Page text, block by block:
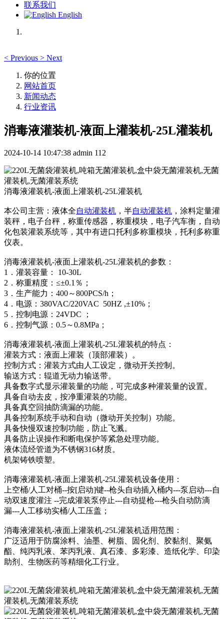
联系我们
English
< Previous > Next
你的位置
网站首页
新闻动态
行业资讯
消毒液灌装机-液面上灌装机-25L灌装机
2024-10-14 10:47:38 admin 112
消毒液灌装机-液面上灌装机-25L灌装机
本公司主营：液体全自动灌装机 ，半自动灌装机 ，涂料定量灌
装秤，电子台秤，称重传感器，称重模块，电子汽车衡，自动
化包装灌装系统等，其中有进口托利多称重模块，托利多称重
仪表。
消毒液灌装机-液面上灌装机-25L灌装机的参数：
1．灌装容量： 10-30L
2．称重精度：≤±0.1％；
3．生产能力：400～800PCS/h；
4．电源：380VAC/220VAC 50HZ ,±10%；
5．控制电源：24VDC ；
6．控制气源：0.5～0.8MPa；
消毒液灌装机-液面上灌装机-25L灌装机的特点：
灌装方式：液面上灌装（顶部灌装）。
控制方式：灌装方式由人工设定，微动开关控制。
输送方式：辊道无动力输送带。
具备数字式显示灌装量的功能，可完成多种灌装量的设置。
具备自动去皮，按净重灌装的功能。
具备真空回抽防滴漏的功能。
具备控制系统手动和自动（微动开关控制）功能。
具备快慢双速控制功能，防止飞溅。
具备防止误操作和断电保护等紧急处理功能。
液体流经管道为不锈钢316材质。
机架铸铁喷塑。
消毒液灌装机-液面上灌装机-25L灌装机设备使用：
上空桶/人工对桶--按[启动]键--枪头自动插入桶内---泵启动---自
动双速度灌注 --完成灌装泵停止---自动提枪---枪头自动防滴
漏---人工移动实桶/人工压盖；
消毒液灌装机-液面上灌装机-25L灌装机适用范围：
广泛适用于防腐涂料、油墨、树脂、固化剂、胶黏剂、聚氨
酯、纯丙乳液、苯丙乳液、真石漆、多彩漆、造纸化学、印染
助剂、生物医药等精细化工行业。